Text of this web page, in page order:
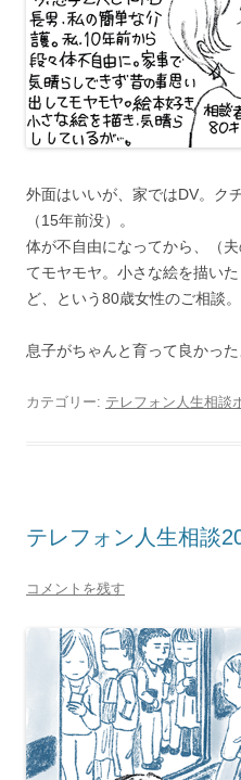
外面はいいが、家ではDV。ク
（15年前没）。
体が不自由になってから、（
てモヤモヤ。小さな絵を描い
ど、という80歳女性のご相談。
息子がちゃんと育って良かった
カテゴリー: テレフォン人生相談
テレフォン人生相談
コメントを残す